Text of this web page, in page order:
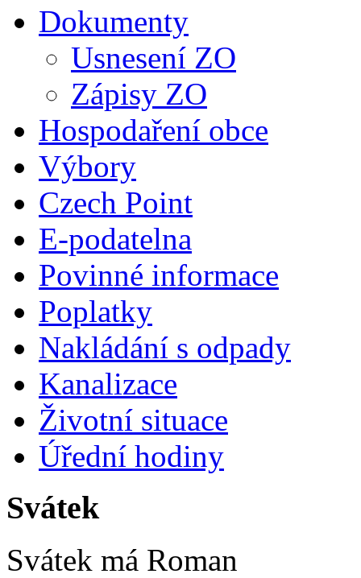
Dokumenty
Usnesení ZO
Zápisy ZO
Hospodaření obce
Výbory
Czech Point
E-podatelna
Povinné informace
Poplatky
Nakládání s odpady
Kanalizace
Životní situace
Úřední hodiny
Svátek
Svátek má Roman